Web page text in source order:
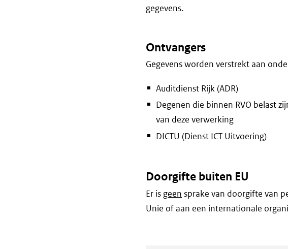
gegevens.
Ontvangers
Gegevens worden verstrekt aan
Auditdienst Rijk (ADR)
Degenen die binnen RVO belast
van deze verwerking
DICTU (Dienst ICT Uitvoering)
Doorgifte buiten EU
Er is geen sprake van doorgifte van
Unie of aan een internationale